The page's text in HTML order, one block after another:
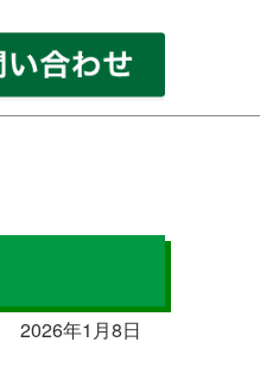
2026年1月8日